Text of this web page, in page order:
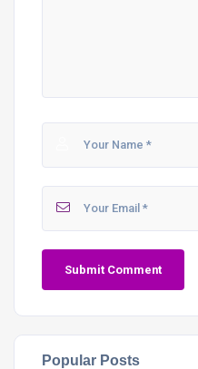
Popular Posts